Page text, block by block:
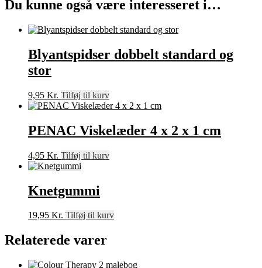
Du kunne også være interesseret i…
Blyantspidser dobbelt standard og
stor
9,95 Kr. Tilføj til kurv
PENAC Viskelæder 4 x 2 x 1 cm
4,95 Kr. Tilføj til kurv
Knetgummi
19,95 Kr. Tilføj til kurv
Relaterede varer